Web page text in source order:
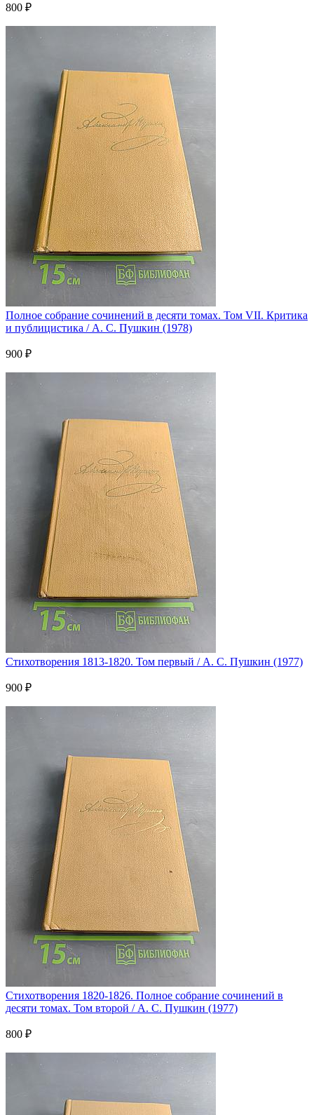
800 ₽
Полное собрание сочинений в десяти томах. Том VII. Критика
и публицистика / А. С. Пушкин (1978)
900 ₽
Стихотворения 1813-1820. Том первый / А. С. Пушкин (1977)
900 ₽
Стихотворения 1820-1826. Полное собрание сочинений в
десяти томах. Том второй / А. С. Пушкин (1977)
800 ₽